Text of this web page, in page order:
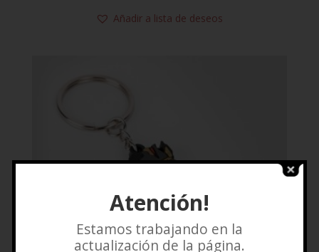
Añadir a lista de deseos
Atención!
Estamos trabajando en la
actualización de la página.